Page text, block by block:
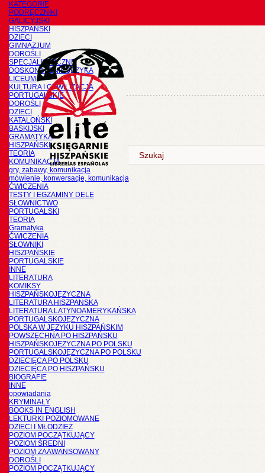
KATEGORIE
PODRĘCZNIKI
GALICYJSKI
HISZPAŃSKI
DZIECI
GIMNAZJUM
DOROŚLI
SPECJALISTYCZNE
DOSKONALENIE JĘZYKA
LICEUM
KULTURA I CYWILIZACJA
PORTUGALSKIE
DOROŚLI
DZIECI
KATALOŃSKI
BASKIJSKI
GRAMATYKA
HISZPAŃSKI
TEORIA
KOMUNIKACJA
gry, zabawy, komunikacja
mówienie, konwersacje, komunikacja
ĆWICZENIA
TESTY I EGZAMINY DELE
SŁOWNICTWO
PORTUGALSKI
TEORIA
Gramatyka
ĆWICZENIA
SŁOWNIKI
HISZPAŃSKIE
PORTUGALSKIE
INNE
LITERATURA
KOMIKSY
HISZPAŃSKOJĘZYCZNA
LITERATURA HISZPANSKA
LITERATURA LATYNOAMERYKAŃSKA
PORTUGALSKOJĘZYCZNA
POLSKA W JĘZYKU HISZPAŃSKIM
POWSZECHNA PO HISZPAŃSKU
HISZPAŃSKOJĘZYCZNA PO POLSKU
PORTUGALSKOJĘZYCZNA PO POLSKU
DZIECIĘCA PO POLSKU
DZIECIĘCA PO HISZPAŃSKU
BIOGRAFIE
INNE
opowiadania
KRYMINAŁY
BOOKS IN ENGLISH
LEKTURKI POZIOMOWANE
DZIECI I MŁODZIEŻ
POZIOM POCZĄTKUJĄCY
POZIOM ŚREDNI
POZIOM ZAAWANSOWANY
DOROŚLI
POZIOM POCZĄTKUJĄCY